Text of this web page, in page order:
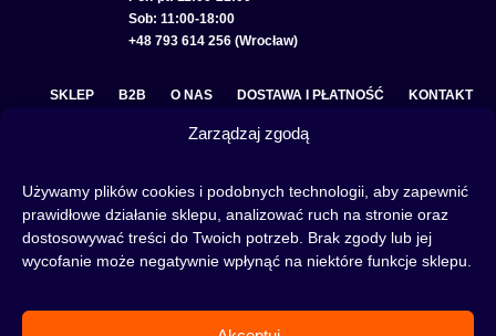
Zarządzaj zgodą
Używamy plików cookies i podobnych technologii, aby zapewnić
prawidłowe działanie sklepu, analizować ruch na stronie oraz
dostosowywać treści do Twoich potrzeb. Brak zgody lub jej
wycofanie może negatywnie wpłynąć na niektóre funkcje sklepu.
Sob: 11:00-18:00
+48 793 614 256 (Wrocław)
SKLEP B2B O NAS DOSTAWA I PŁATNOŚĆ KONTAKT
POLITYKA PRYWATNOŚCI